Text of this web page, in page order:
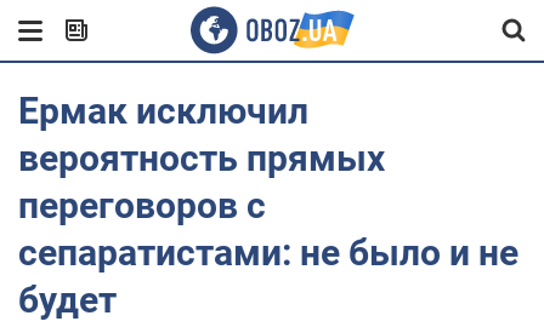
Ермак исключил
вероятность прямых
переговоров с
сепаратистами: не было и не
будет